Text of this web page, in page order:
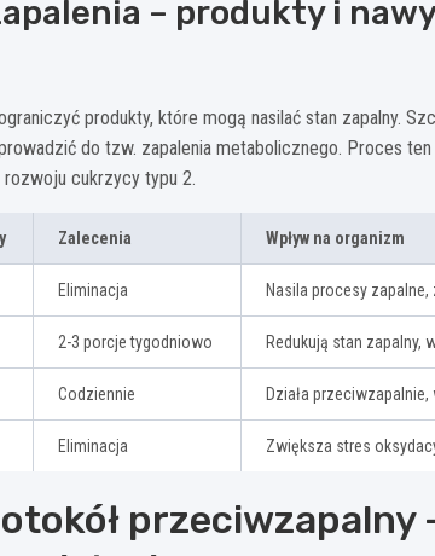
– produkty i
produkty, które mogą nasilać stan zapalny.
do tzw. zapalenia metabolicznego. Proces
cukrzycy typu 2.
Zalecenia Wpływ na organizm
Eliminacja Nasila procesy
2-3 porcje tygodniowo Redukują stan zapalny,
Codziennie Działa
Eliminacja Zwiększa stres
przeciwzapalny